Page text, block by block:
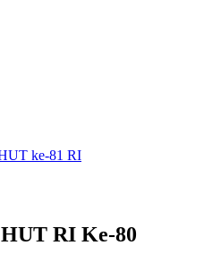
ke-81 RI
RI Ke-80